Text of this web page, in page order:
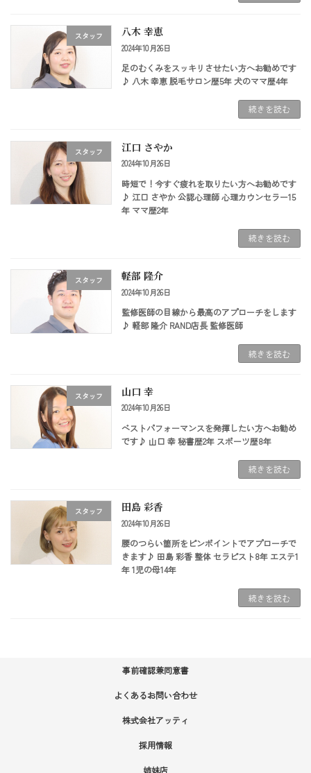
スタッフ 八木 幸恵
2024年10月26日
足のむくみをスッキリさせたい方へお勧めです
♪ 八木 幸恵 脱毛サロン歴5年 犬のママ歴4年
続きを読む
スタッフ 江口 さやか
2024年10月26日
時短で！今すぐ疲れを取りたい方へお勧めです
♪ 江口 さやか 公認心理師 心理カウンセラー15
年 ママ歴2年
続きを読む
スタッフ 軽部 隆介
2024年10月26日
監修医師の目線から最高のアプローチをします
♪ 軽部 隆介 RAND店長 監修医師
続きを読む
スタッフ 山口 幸
2024年10月26日
ベストパフォーマンスを発揮したい方へお勧め
です♪ 山口 幸 秘書歴2年 スポーツ歴8年
続きを読む
スタッフ 田島 彩香
2024年10月26日
腰のつらい箇所をピンポイントでアプローチで
きます♪ 田島 彩香 整体 セラピスト8年 エステ1
年 1児の母14年
続きを読む
事前確認兼同意書
よくあるお問い合わせ
株式会社アッティ
採用情報
姉妹店